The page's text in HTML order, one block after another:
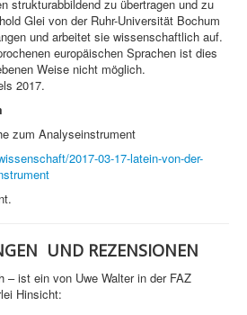
strukturabbildend zu übertragen und zu
Glei von der Ruhr-Universität Bochum
und arbeitet sie wissenschaftlich auf.
europäischen Sprachen ist dies
Weise nicht möglich.
2017.
zum Analyseinstrument
2017-03-17-latein-von-der-
UND REZENSIONEN
– ist ein von Uwe Walter in der FAZ
Hinsicht: